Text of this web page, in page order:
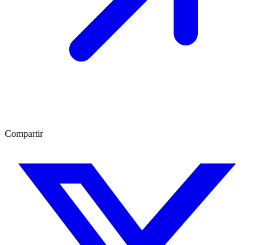
Compartir